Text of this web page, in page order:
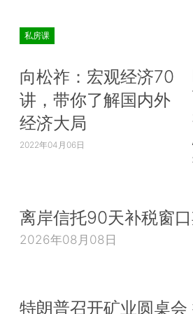
私房课
向松祚：宏观经济70
讲，带你了解国内外
经济大局
2022年04月06日
离岸信托90天补税窗
2026年08月08日
特朗普召开矿业圆桌会